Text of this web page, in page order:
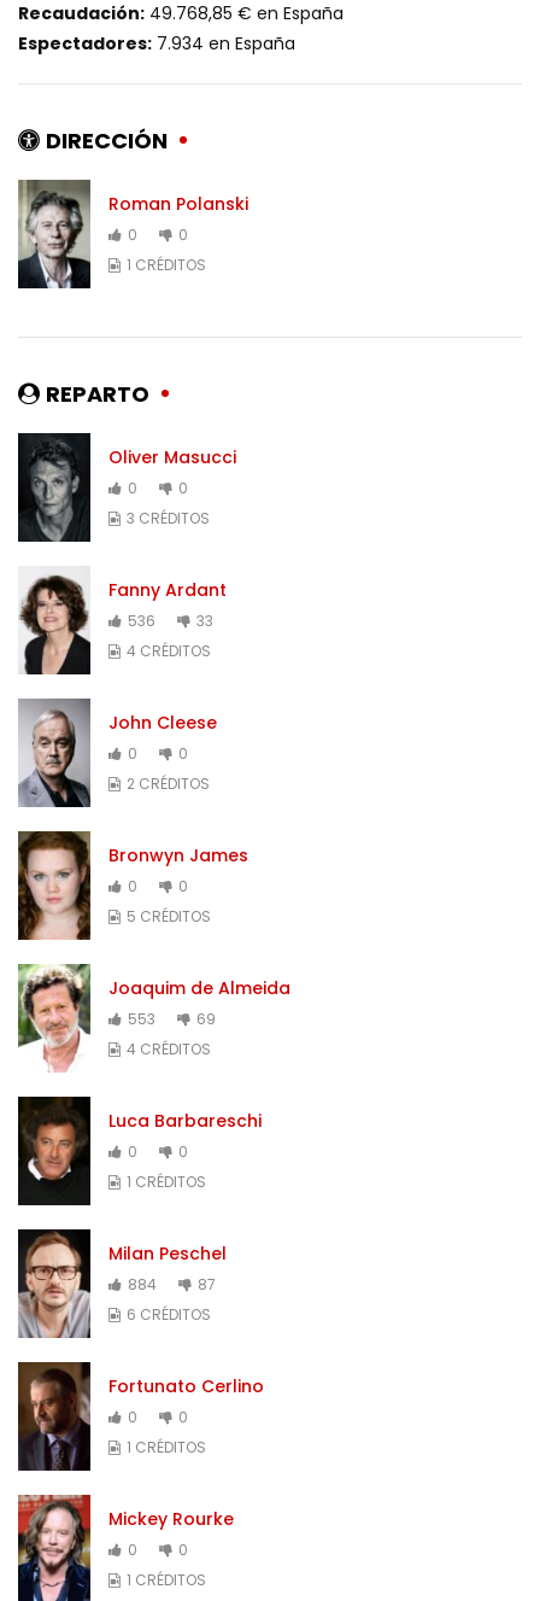
Recaudación: 49.768,85 € en España
Espectadores: 7.934 en España
DIRECCIÓN
Roman Polanski
0
0
1 CRÉDITOS
REPARTO
Oliver Masucci
0
0
3 CRÉDITOS
Fanny Ardant
536
33
4 CRÉDITOS
John Cleese
0
0
2 CRÉDITOS
Bronwyn James
0
0
5 CRÉDITOS
Joaquim de Almeida
553
69
4 CRÉDITOS
Luca Barbareschi
0
0
1 CRÉDITOS
Milan Peschel
884
87
6 CRÉDITOS
Fortunato Cerlino
0
0
1 CRÉDITOS
Mickey Rourke
0
0
1 CRÉDITOS